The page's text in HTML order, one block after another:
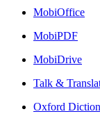
MobiOffice
MobiPDF
MobiDrive
Talk &
Oxford